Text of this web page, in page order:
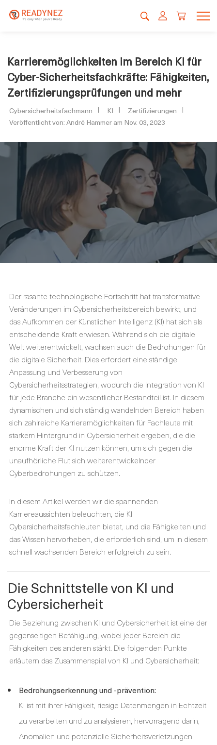
Karrieremöglichkeiten im Bereich KI für
Cyber-Sicherheitsfachkräfte: Fähigkeiten,
Zertifizierungsprüfungen und mehr
Cybersicherheitsfachmann KI
Zertifizierungen
Veröffentlicht von: André Hammer am Nov. 03, 2023
Der rasante technologische Fortschritt hat transformative
Veränderungen im Cybersicherheitsbereich bewirkt, und
das Aufkommen der Künstlichen Intelligenz (KI) hat sich als
entscheidende Kraft erwiesen. Während sich die digitale
Welt weiterentwickelt, wachsen auch die Bedrohungen für
die digitale Sicherheit. Dies erfordert eine ständige
Anpassung und Verbesserung von
Cybersicherheitsstrategien, wodurch die Integration von KI
für jede Branche ein wesentlicher Bestandteil ist. In diesem
dynamischen und sich ständig wandelnden Bereich haben
sich zahlreiche Karrieremöglichkeiten für Fachleute mit
starkem Hintergrund in Cybersicherheit ergeben, die die
enorme Kraft der KI nutzen können, um sich gegen die
unaufhörliche Flut sich weiterentwickelnder
Cyberbedrohungen zu schützen.
In diesem Artikel werden wir die spannenden
Karriereaussichten beleuchten, die KI
Cybersicherheitsfachleuten bietet, und die Fähigkeiten und
das Wissen hervorheben, die erforderlich sind, um in diesem
schnell wachsenden Bereich erfolgreich zu sein.
Die Schnittstelle von KI und
Cybersicherheit
Die Beziehung zwischen KI und Cybersicherheit ist eine der
gegenseitigen Befähigung, wobei jeder Bereich die
Fähigkeiten des anderen stärkt. Die folgenden Punkte
erläutern das Zusammenspiel von KI und Cybersicherheit:
Bedrohungserkennung und -prävention:
KI ist mit ihrer Fähigkeit, riesige Datenmengen in Echtzeit
zu verarbeiten und zu analysieren, hervorragend darin,
Anomalien und potenzielle Sicherheitsverletzungen